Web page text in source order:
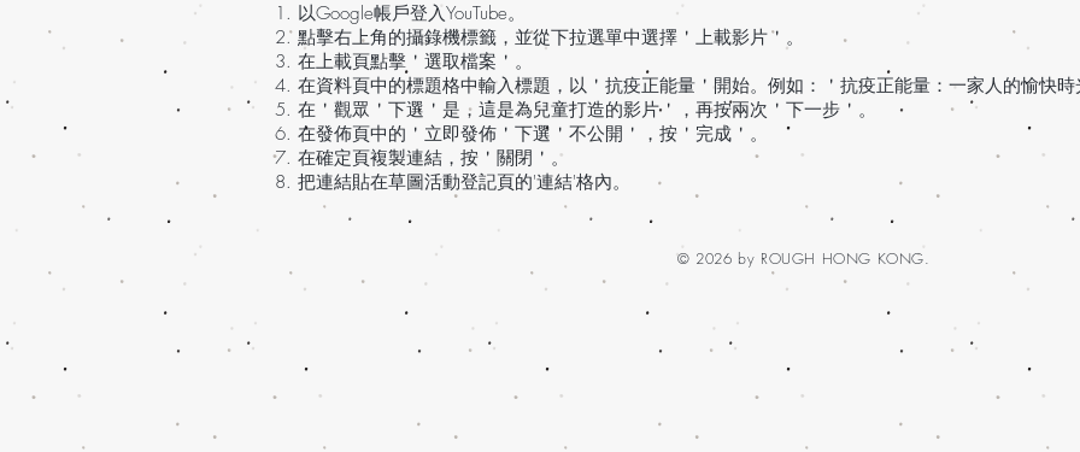
1. 以Google帳戶登入YouTube。
2. 點擊右上角的攝錄機標籤，並從下拉選單中選擇＇上載影片＇。
3. 在上載頁點擊＇選取檔案＇。
4. 在資料頁中的標題格中輸入標題，以＇抗疫正能量＇開始。例如：＇抗疫正能量：一家人的愉快時
5. 在＇觀眾＇下選＇是，這是為兒童打造的影片＇，再按兩次＇下一步＇。
6. 在發佈頁中的＇立即發佈＇下選＇不公開＇，按＇完成＇。
7. 在確定頁複製連結，按＇關閉＇。
8. 把連結貼在草圖活動登記頁的'連結'格內。
© 2026 by ROUGH HONG KONG.